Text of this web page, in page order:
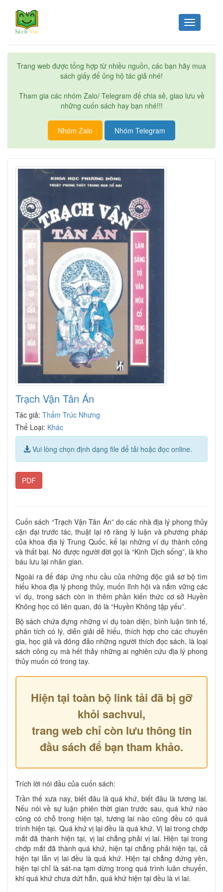
Toggle
navigation
Trang web được tổng hợp từ nhiều nguồn, các bạn hãy mua
sách giấy để ủng hộ tác giả nhé!
Tham gia các nhóm Zalo/ Telegram để chia sẻ, giao lưu về
những cuốn sách hay bạn nhé!!!
Nhóm Zalo Nhóm Telegram
Trạch Vận Tân Án
Tác giả: Thẩm Trúc Nhưng
Thể Loại: Khác
Vui lòng chọn định dạng file để tải hoặc đọc online.
PDF
Cuốn sách “Trạch Vận Tân Án” do các nhà địa lý phong thủy
cận đại trước tác, thuật lại rõ ràng lý luận và phương pháp
của khoa địa lý Trung Quốc, kể lại những ví dụ thành công
và thất bại. Nó được người đời gọi là “Kinh Dịch sống”, là kho
báu lưu lại nhân gian.
Ngoài ra để đáp ứng nhu cầu của những độc giả sơ bộ tìm
hiểu khoa địa lý phong thủy, muốn lĩnh hội và nắm vững các
ví dụ, trong sách còn in thêm phần kiến thức cơ sở Huyền
Không học có liên quan, đó là “Huyền Không tập yếu”.
Bộ sách chứa đựng những ví dụ toàn diện, bình luận tinh tế,
phân tích có lý, diễn giải dễ hiểu, thích hợp cho các chuyên
gia, học giả và đông đảo những người thích đọc sách, là loại
sách công cụ mà hết thảy những ai nghiên cứu địa lý phong
thủy muốn có trong tay.
Hiện tại toàn bộ link tải đã bị gỡ
khỏi sachvui,
trang web chỉ còn lưu thông tin
đầu sách để bạn tham khảo.
Trích lời nói đầu của cuốn sách:
Trần thế xưa nay, biết đâu là quá khứ, biết đâu là tương lai.
Nếu nói về sự luận phiên thời gian trước sau, quá khứ nào
cũng có chỗ trong hiện tại, tương lai nào cũng đều có quá
trình hiện tại. Quá khứ vị lại đều là quá khứ. Vị lai trong chớp
mắt đã thành hiện tại, vị lai chẳng phải vị lai. Hiện tại trong
chớp mắt đã thành quá khứ, hiện tại chẳng phải hiện tại, cả
hiện tại lẫn vị lai đều là quá khứ. Hiện tại chẳng đứng yên,
hiện tại chỉ là sát-na tạm dừng trong quá trình luân chuyển,
khi quá khứ chưa dứt hẳn, quá khứ hiện tại đều là vi lai.